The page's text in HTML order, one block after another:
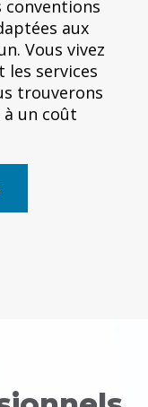
conventions
aux
Vous vivez
les services
trouverons
un coût